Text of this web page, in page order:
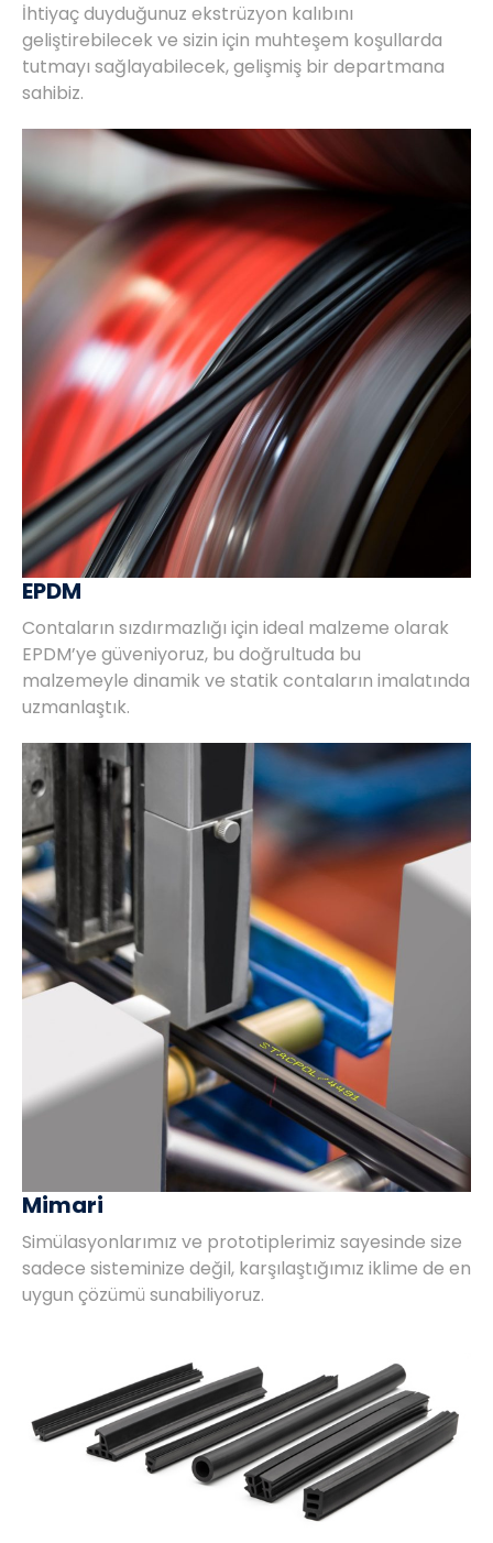
İhtiyaç duyduğunuz ekstrüzyon kalıbını
geliştirebilecek ve sizin için muhteşem koşullarda
tutmayı sağlayabilecek, gelişmiş bir departmana
sahibiz.
EPDM
Contaların sızdırmazlığı için ideal malzeme olarak
EPDM’ye güveniyoruz, bu doğrultuda bu
malzemeyle dinamik ve statik contaların imalatında
uzmanlaştık.
Mimari
Simülasyonlarımız ve prototiplerimiz sayesinde size
sadece sisteminize değil, karşılaştığımız iklime de en
uygun çözümü sunabiliyoruz.